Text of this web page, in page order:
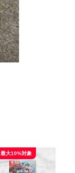
最大10%対象